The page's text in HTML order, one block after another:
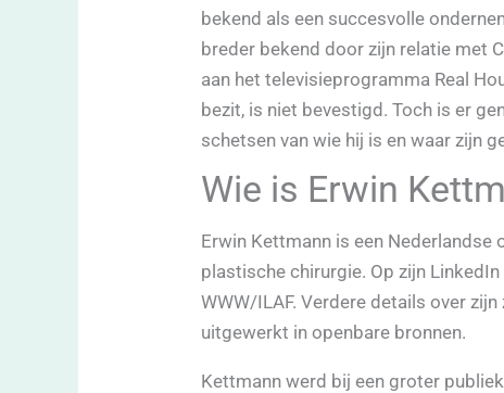
bekend als een succesvolle
breder bekend door zijn relatie met
aan het televisieprogramma Real
bezit, is niet bevestigd. Toch is er
schetsen van wie hij is en waar zijn
Wie is Erwin
Erwin Kettmann is een Nederlandse
plastische chirurgie. Op zijn
WWW/ILAF. Verdere details over
uitgewerkt in openbare bronnen.
Kettmann werd bij een groter